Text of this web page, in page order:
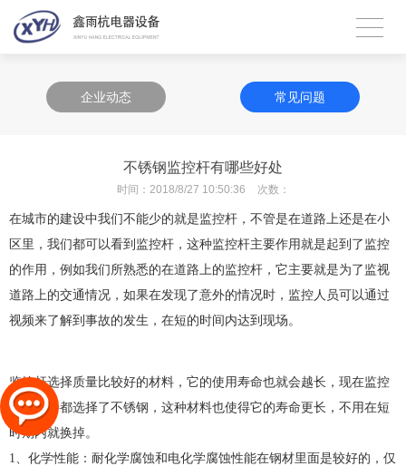
企业动态 常见问题
不锈钢监控杆有哪些好处
时间： 2018/8/27 10:50:36 次数：
在城市的建设中我们不能少的就是监控杆，不管是在道路上还是在小
区里，我们都可以看到监控杆，这种监控杆主要作用就是起到了监控
的作用，例如我们所熟悉的在道路上的监控杆，它主要就是为了监视
道路上的交通情况，如果在发现了意外的情况时，监控人员可以通过
视频来了解到事故的发生，在短的时间内达到现场。
监控杆选择质量比较好的材料，它的使用寿命也就会越长，现在监控
杆的材料都选择了不锈钢，这种材料也使得它的寿命更长，不用在短
时期内就换掉。
1、化学性能：耐化学腐蚀和电化学腐蚀性能在钢材里面是较好的，仅